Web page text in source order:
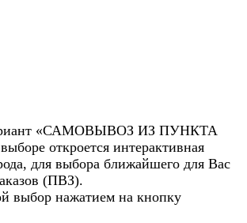
«САМОВЫВОЗ ИЗ ПУНКТА
откроется интерактивная
для выбора ближайшего для Вас
(ПВЗ).
выбор нажатием на кнопку